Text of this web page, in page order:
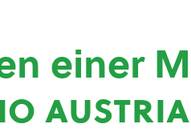
einer
austria